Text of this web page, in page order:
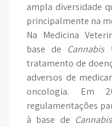
ampla diversidade
principalmente na
Na Medicina
base de Cannabis
tratamento de
adversos de
oncologia. Em
regulamentações
à base de Cannabis